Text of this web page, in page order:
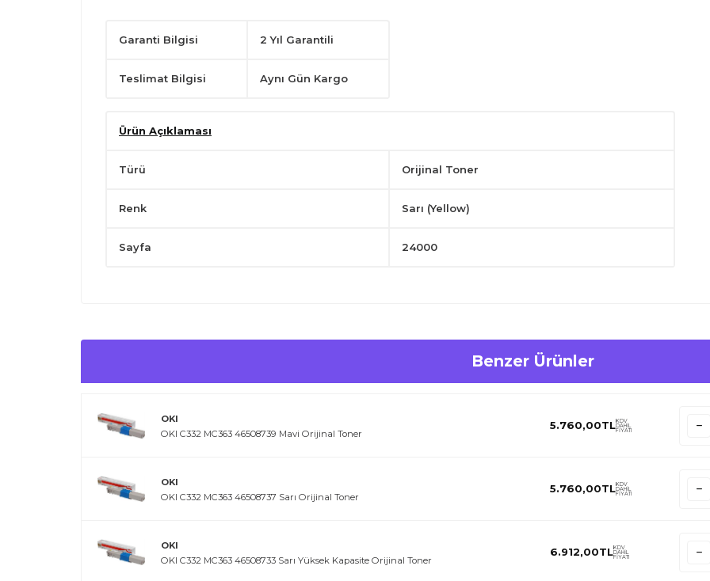
Garanti Bilgisi 2 Yıl Garantili
Teslimat Bilgisi Aynı Gün Kargo
Ürün Açıklaması
Türü Orijinal Toner
Renk Sarı (Yellow)
Sayfa 24000
Benzer Ürünler
OKI
OKI C332 MC363 46508739 Mavi Orijinal Toner
5.760,00TLKDV
DAHİL
FİYATI
OKI
OKI C332 MC363 46508737 Sarı Orijinal Toner
5.760,00TLKDV
DAHİL
FİYATI
OKI
OKI C332 MC363 46508733 Sarı Yüksek Kapasite Orijinal Toner
6.912,00TLKDV
DAHİL
FİYATI